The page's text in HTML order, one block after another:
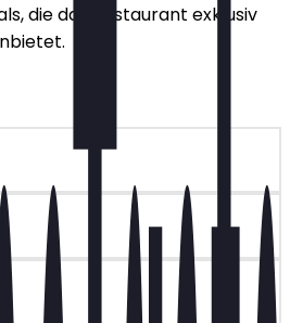
die das Restaurant exklusiv